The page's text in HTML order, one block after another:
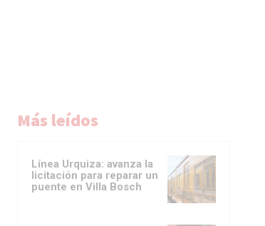
Más leídos
Línea Urquiza: avanza la
licitación para reparar un
puente en Villa Bosch